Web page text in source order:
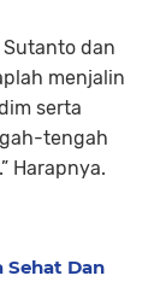
dan
menjalin
serta
tengah
Harapnya.
Dan